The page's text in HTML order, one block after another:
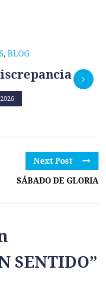
, BLOG
Next Post
SÁBADO DE GLORIA
SENTIDO”